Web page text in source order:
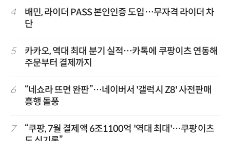
4
배민, 라이더 PASS 본인인증 도입…무자격 라이더 차
단
5
카카오, 역대 최대 분기 실적…카톡에 쿠팡이츠 연동해
주문부터 결제까지
6
“네쇼라 뜨면 완판”…네이버서 '갤럭시 Z8' 사전판매
흥행 돌풍
7
“쿠팡, 7월 결제액 6조1100억 '역대 최대'…쿠팡이츠